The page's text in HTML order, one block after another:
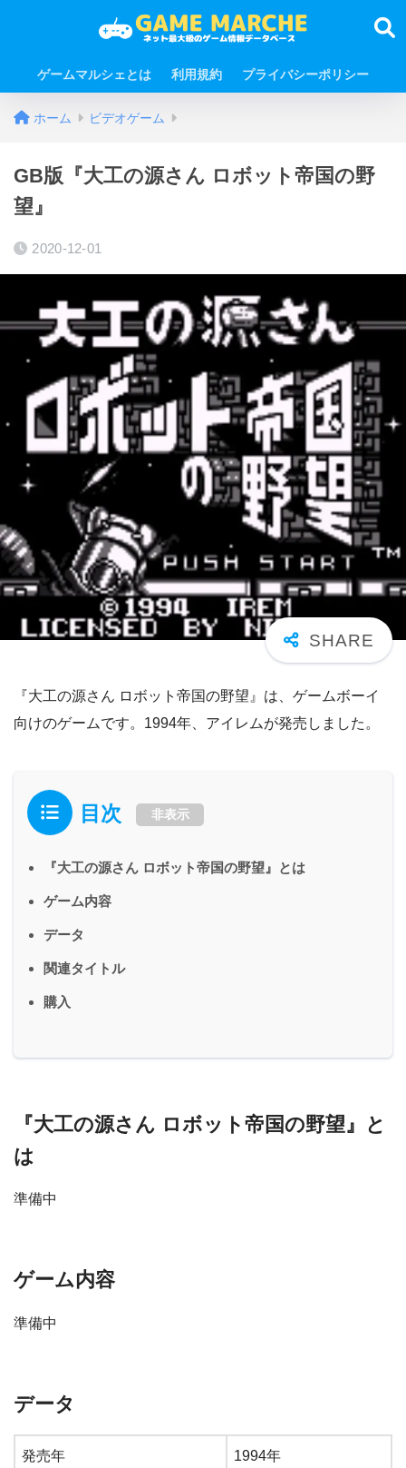
ゲームマルシェとは 利用規約 プライバシーポリシー
ホーム ビデオゲーム
GB版『大工の源さん ロボット帝国の野
望』
2020-12-01
『大工の源さん ロボット帝国の野望』は、ゲームボーイ
向けのゲームです。1994年、アイレムが発売しました。
目次 非表示
『大工の源さん ロボット帝国の野望』とは
ゲーム内容
データ
関連タイトル
購入
『大工の源さん ロボット帝国の野望』と
は
準備中
ゲーム内容
準備中
データ
発売年 1994年